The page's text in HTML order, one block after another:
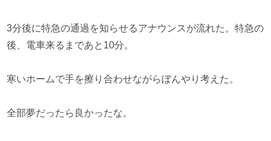
3分後に特急の通過を知らせるアナウンスが流れた。特急の
後、電車来るまであと10分。
寒いホームで手を擦り合わせながらぼんやり考えた。
全部夢だったら良かったな。